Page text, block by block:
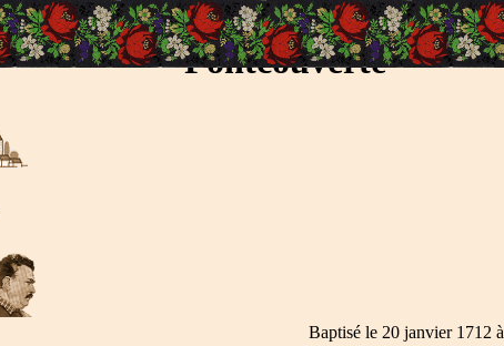
Fontcouverte
Baptisé le 20 janvier 1712 à